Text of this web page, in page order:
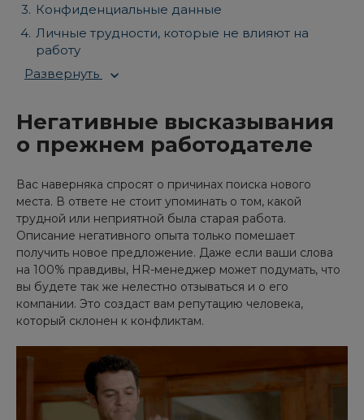
Конфиденциальные данные
Личные трудности, которые не влияют на
работу
Развернуть
Негативные высказывания
о прежнем работодателе
Вас наверняка спросят о причинах поиска нового
места. В ответе не стоит упоминать о том, какой
трудной или неприятной была старая работа.
Описание негативного опыта только помешает
получить новое предложение. Даже если ваши слова
на 100% правдивы, HR-менеджер может подумать, что
вы будете так же нелестно отзываться и о его
компании. Это создаст вам репутацию человека,
который склонен к конфликтам.